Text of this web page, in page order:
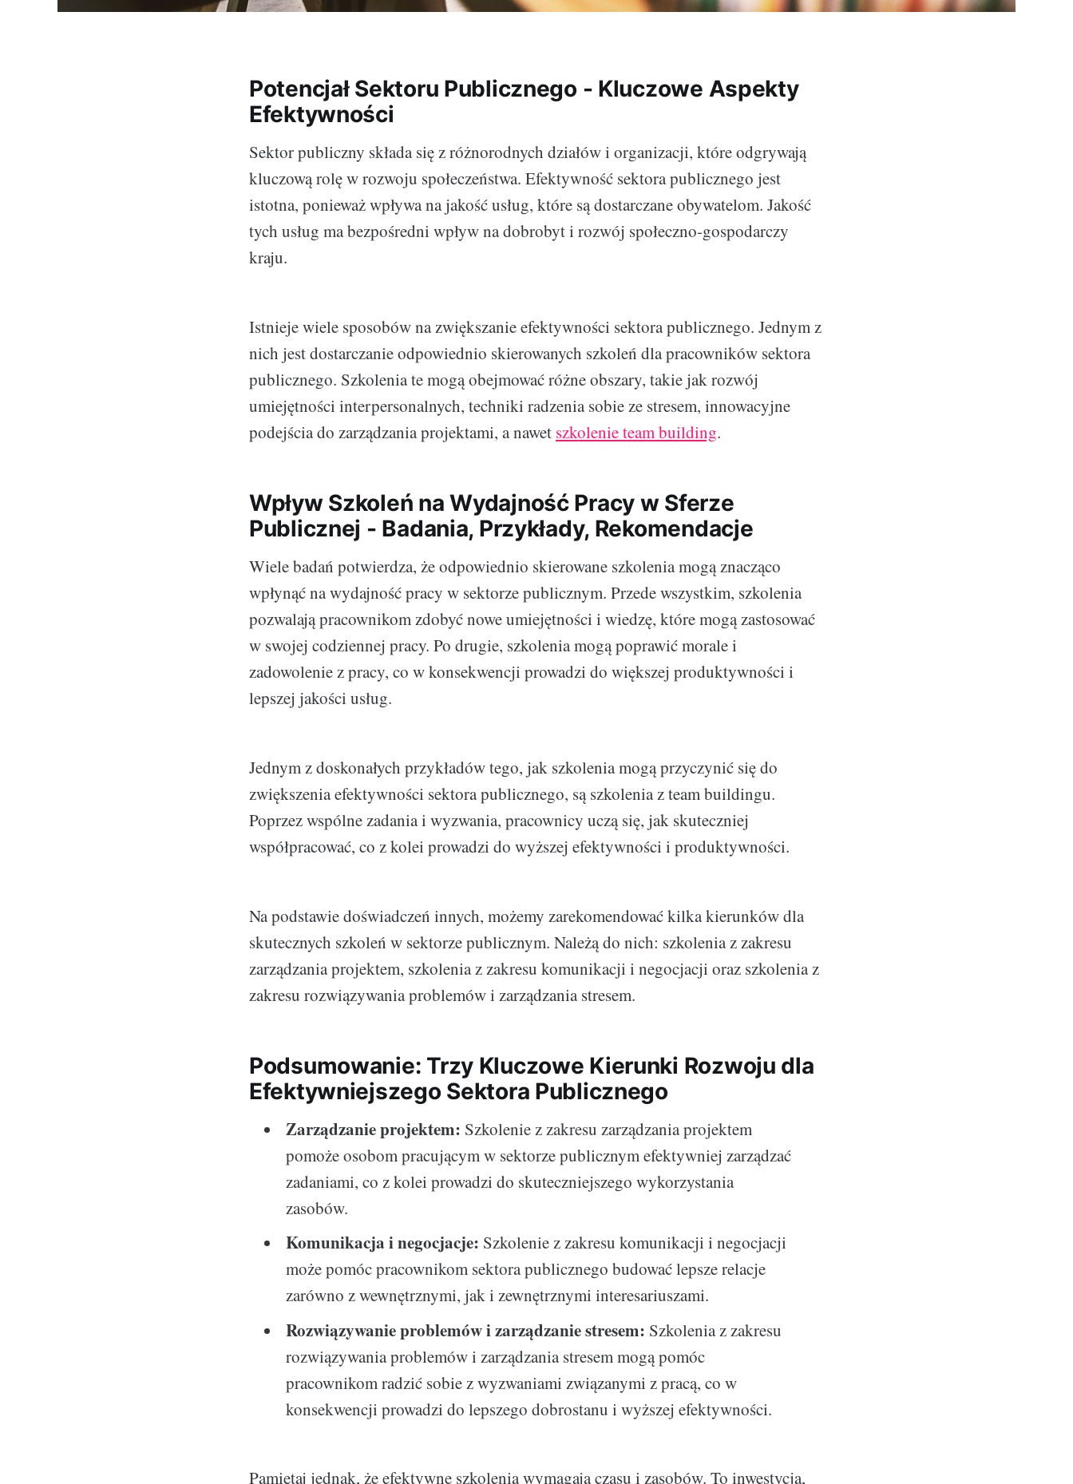
Potencjał Sektoru Publicznego - Kluczowe Aspekty
Efektywności
Sektor publiczny składa się z różnorodnych działów i organizacji, które odgrywają
kluczową rolę w rozwoju społeczeństwa. Efektywność sektora publicznego jest
istotna, ponieważ wpływa na jakość usług, które są dostarczane obywatelom. Jakość
tych usług ma bezpośredni wpływ na dobrobyt i rozwój społeczno-gospodarczy
kraju.
Istnieje wiele sposobów na zwiększanie efektywności sektora publicznego. Jednym z
nich jest dostarczanie odpowiednio skierowanych szkoleń dla pracowników sektora
publicznego. Szkolenia te mogą obejmować różne obszary, takie jak rozwój
umiejętności interpersonalnych, techniki radzenia sobie ze stresem, innowacyjne
podejścia do zarządzania projektami, a nawet szkolenie team building.
Wpływ Szkoleń na Wydajność Pracy w Sferze
Publicznej - Badania, Przykłady, Rekomendacje
Wiele badań potwierdza, że odpowiednio skierowane szkolenia mogą znacząco
wpłynąć na wydajność pracy w sektorze publicznym. Przede wszystkim, szkolenia
pozwalają pracownikom zdobyć nowe umiejętności i wiedzę, które mogą zastosować
w swojej codziennej pracy. Po drugie, szkolenia mogą poprawić morale i
zadowolenie z pracy, co w konsekwencji prowadzi do większej produktywności i
lepszej jakości usług.
Jednym z doskonałych przykładów tego, jak szkolenia mogą przyczynić się do
zwiększenia efektywności sektora publicznego, są szkolenia z team buildingu.
Poprzez wspólne zadania i wyzwania, pracownicy uczą się, jak skuteczniej
współpracować, co z kolei prowadzi do wyższej efektywności i produktywności.
Na podstawie doświadczeń innych, możemy zarekomendować kilka kierunków dla
skutecznych szkoleń w sektorze publicznym. Należą do nich: szkolenia z zakresu
zarządzania projektem, szkolenia z zakresu komunikacji i negocjacji oraz szkolenia z
zakresu rozwiązywania problemów i zarządzania stresem.
Podsumowanie: Trzy Kluczowe Kierunki Rozwoju dla
Efektywniejszego Sektora Publicznego
Zarządzanie projektem: Szkolenie z zakresu zarządzania projektem
pomoże osobom pracującym w sektorze publicznym efektywniej zarządzać
zadaniami, co z kolei prowadzi do skuteczniejszego wykorzystania
zasobów.
Komunikacja i negocjacje: Szkolenie z zakresu komunikacji i negocjacji
może pomóc pracownikom sektora publicznego budować lepsze relacje
zarówno z wewnętrznymi, jak i zewnętrznymi interesariuszami.
Rozwiązywanie problemów i zarządzanie stresem: Szkolenia z zakresu
rozwiązywania problemów i zarządzania stresem mogą pomóc
pracownikom radzić sobie z wyzwaniami związanymi z pracą, co w
konsekwencji prowadzi do lepszego dobrostanu i wyższej efektywności.
Pamiętaj jednak, że efektywne szkolenia wymagają czasu i zasobów. To inwestycja,